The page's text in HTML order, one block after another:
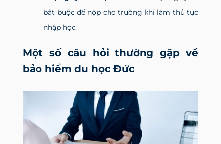
bắt buộc để nộp cho trường khi làm thủ tục
nhập học.
Một số câu hỏi thường gặp về
bảo hiểm du học Đức